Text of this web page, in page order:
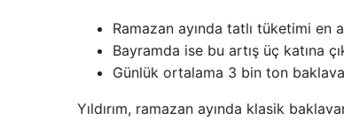
Ramazan ayında tatlı tüketimi en
Bayramda ise bu artış üç katına
Günlük ortalama 3 bin ton
Yıldırım, ramazan ayında klasik